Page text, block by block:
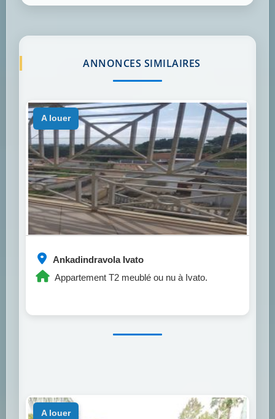
ANNONCES SIMILAIRES
Ankadindravola Ivato
Appartement T2 meublé ou nu à Ivato.
a louer
a louer